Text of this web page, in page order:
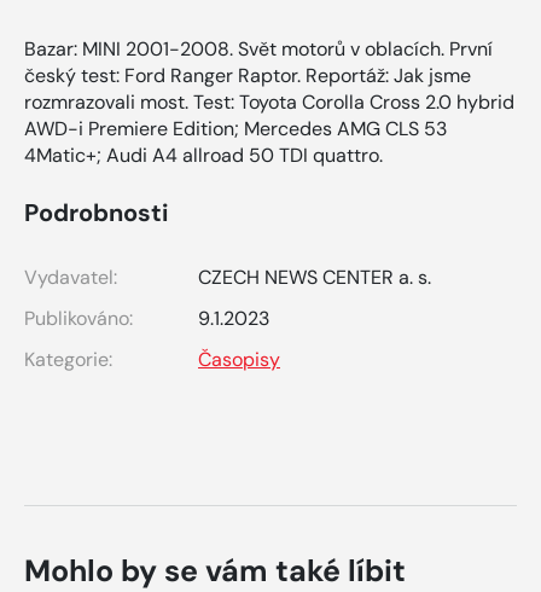
Bazar: MINI 2001-2008. Svět motorů v oblacích. První
český test: Ford Ranger Raptor. Reportáž: Jak jsme
rozmrazovali most. Test: Toyota Corolla Cross 2.0 hybrid
AWD-i Premiere Edition; Mercedes AMG CLS 53
4Matic+; Audi A4 allroad 50 TDI quattro.
Podrobnosti
Vydavatel:
CZECH NEWS CENTER a. s.
Publikováno:
9.1.2023
Kategorie:
Časopisy
Mohlo by se vám také líbit